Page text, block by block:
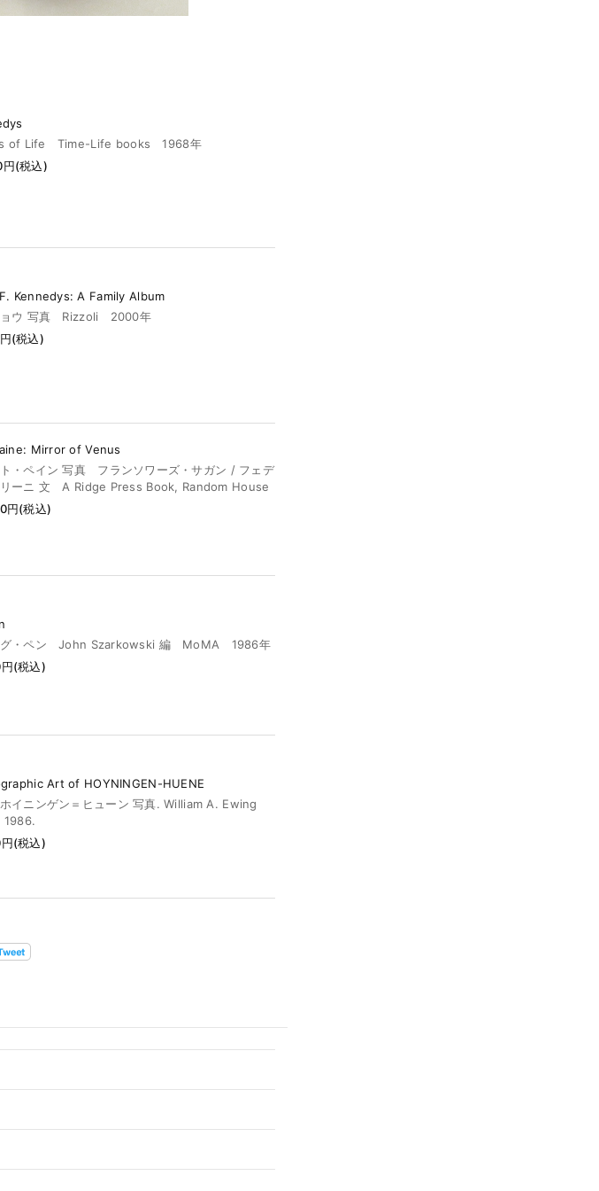
of Life Time-Life books 1968年
(税込)
Kennedys: A Family Album
ョウ 写真 Rizzoli 2000年
(税込)
Mirror of Venus
・ペイン 写真 フランソワーズ・サガン / フェデ
リーニ 文 A Ridge Press Book, Random House
円(税込)
グ・ペン John Szarkowski 編 MoMA 1986年
(税込)
Art of HOYNINGEN-HUENE
イニンゲン＝ヒューン 写真. William A. Ewing
1986.
(税込)